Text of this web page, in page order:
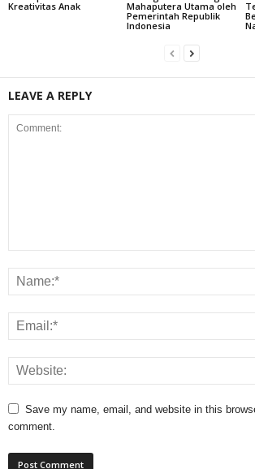
Kreativitas Anak
Mahaputera Utama oleh
Pemerintah Republik
Indonesia
LEAVE A REPLY
Save my name, email, and website in this
comment.